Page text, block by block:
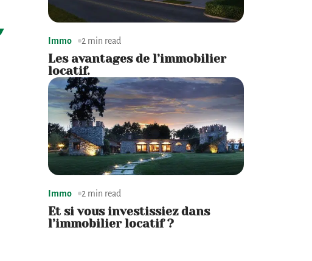
Immo 2 min read
Les avantages de l’immobilier
locatif.
Immo 2 min read
Et si vous investissiez dans
l’immobilier locatif ?